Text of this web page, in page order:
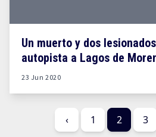
Un muerto y dos
autopista a Lagos de
23 Jun 2020
‹ 1 2 3